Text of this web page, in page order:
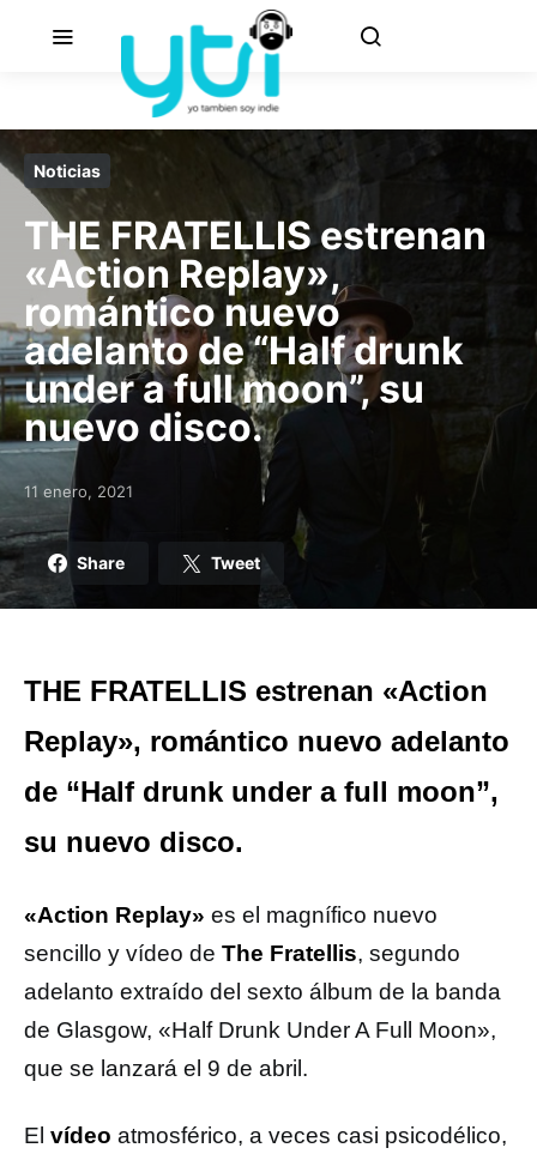
Noticias
THE FRATELLIS estrenan
«Action Replay»,
romántico nuevo
adelanto de “Half drunk
under a full moon”, su
nuevo disco.
Posted on
11 enero, 2021
Share Tweet
THE FRATELLIS estrenan «Action
Replay», romántico nuevo adelanto
de “Half drunk under a full moon”,
su nuevo disco.
«Action Replay» es el magnífico nuevo
sencillo y vídeo de The Fratellis, segundo
adelanto extraído del sexto álbum de la banda
de Glasgow, «Half Drunk Under A Full Moon»,
que se lanzará el 9 de abril.
El vídeo atmosférico, a veces casi psicodélico,